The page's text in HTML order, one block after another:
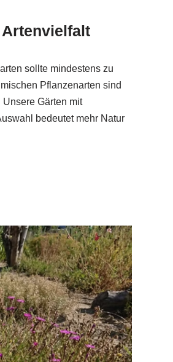
sollte mindestens zu
Pflanzenarten sind
Gärten mit
bedeutet mehr Natur